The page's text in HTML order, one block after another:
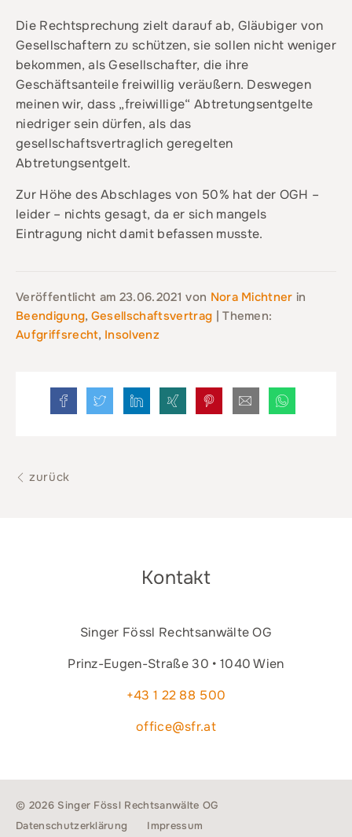
Die Rechtsprechung zielt darauf ab, Gläubiger von
Gesellschaftern zu schützen, sie sollen nicht weniger
bekommen, als Gesellschafter, die ihre
Geschäftsanteile freiwillig veräußern. Deswegen
meinen wir, dass „freiwillige“ Abtretungsentgelte
niedriger sein dürfen, als das
gesellschaftsvertraglich geregelten
Abtretungsentgelt.
Zur Höhe des Abschlages von 50% hat der OGH –
leider – nichts gesagt, da er sich mangels
Eintragung nicht damit befassen musste.
Veröffentlicht am 23.06.2021 von Nora Michtner in
Beendigung, Gesellschaftsvertrag | Themen:
Aufgriffsrecht, Insolvenz
zurück
Kontakt
Singer Fössl Rechtsanwälte OG
Prinz-Eugen-Straße 30 • 1040 Wien
+43 1 22 88 500
office@sfr.at
© 2026 Singer Fössl Rechtsanwälte OG
Datenschutzerklärung
Impressum